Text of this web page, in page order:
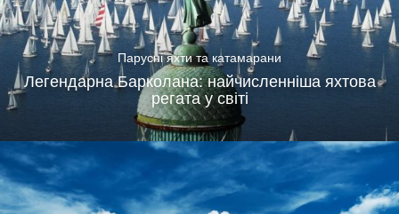
Парусні яхти та катамарани
Легендарна Барколана: найчисленніша яхтова
регата у світі